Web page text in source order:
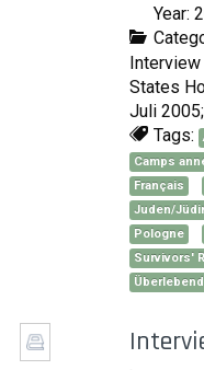
Year:
Interview
States
Juli
Tags:
Camps
Français
Juden/
Pologne
Survivors'